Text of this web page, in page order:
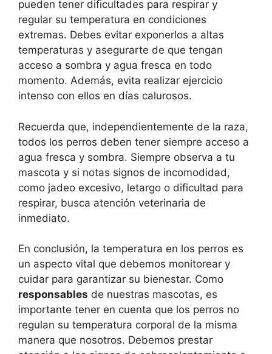
pueden tener dificultades para respirar y
regular su temperatura en condiciones
extremas. Debes evitar exponerlos a altas
temperaturas y asegurarte de que tengan
acceso a sombra y agua fresca en todo
momento. Además, evita realizar ejercicio
intenso con ellos en días calurosos.
Recuerda que, independientemente de la raza,
todos los perros deben tener siempre acceso a
agua fresca y sombra. Siempre observa a tu
mascota y si notas signos de incomodidad,
como jadeo excesivo, letargo o dificultad para
respirar, busca atención veterinaria de
inmediato.
En conclusión, la temperatura en los perros es
un aspecto vital que debemos monitorear y
cuidar para garantizar su bienestar. Como
responsables de nuestras mascotas, es
importante tener en cuenta que los perros no
regulan su temperatura corporal de la misma
manera que nosotros. Debemos prestar